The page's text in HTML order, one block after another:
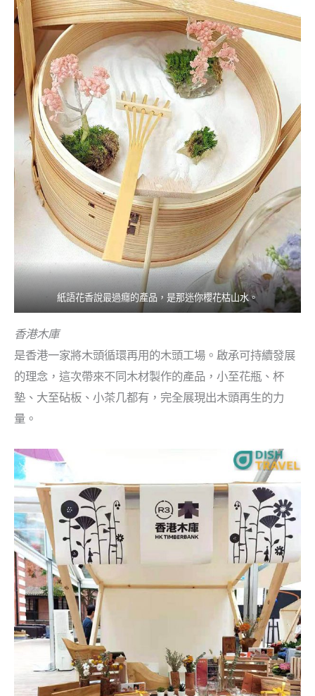
紙語花香說最過癮的產品，是那迷你櫻花枯山水。
香港木庫
是香港一家將木頭循環再用的木頭工場。啟承可持續發展
的理念，這次帶來不同木材製作的產品，小至花瓶、杯
墊、大至砧板、小茶几都有，完全展現出木頭再生的力
量。